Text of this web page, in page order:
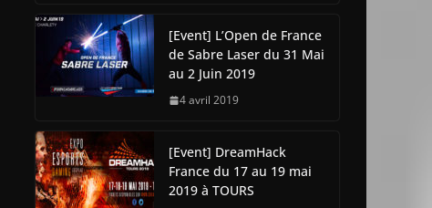
[Event] L’Open de France
de Sabre Laser du 31 Mai
au 2 Juin 2019
4 avril 2019
[Event] DreamHack
France du 17 au 19 mai
2019 à TOURS